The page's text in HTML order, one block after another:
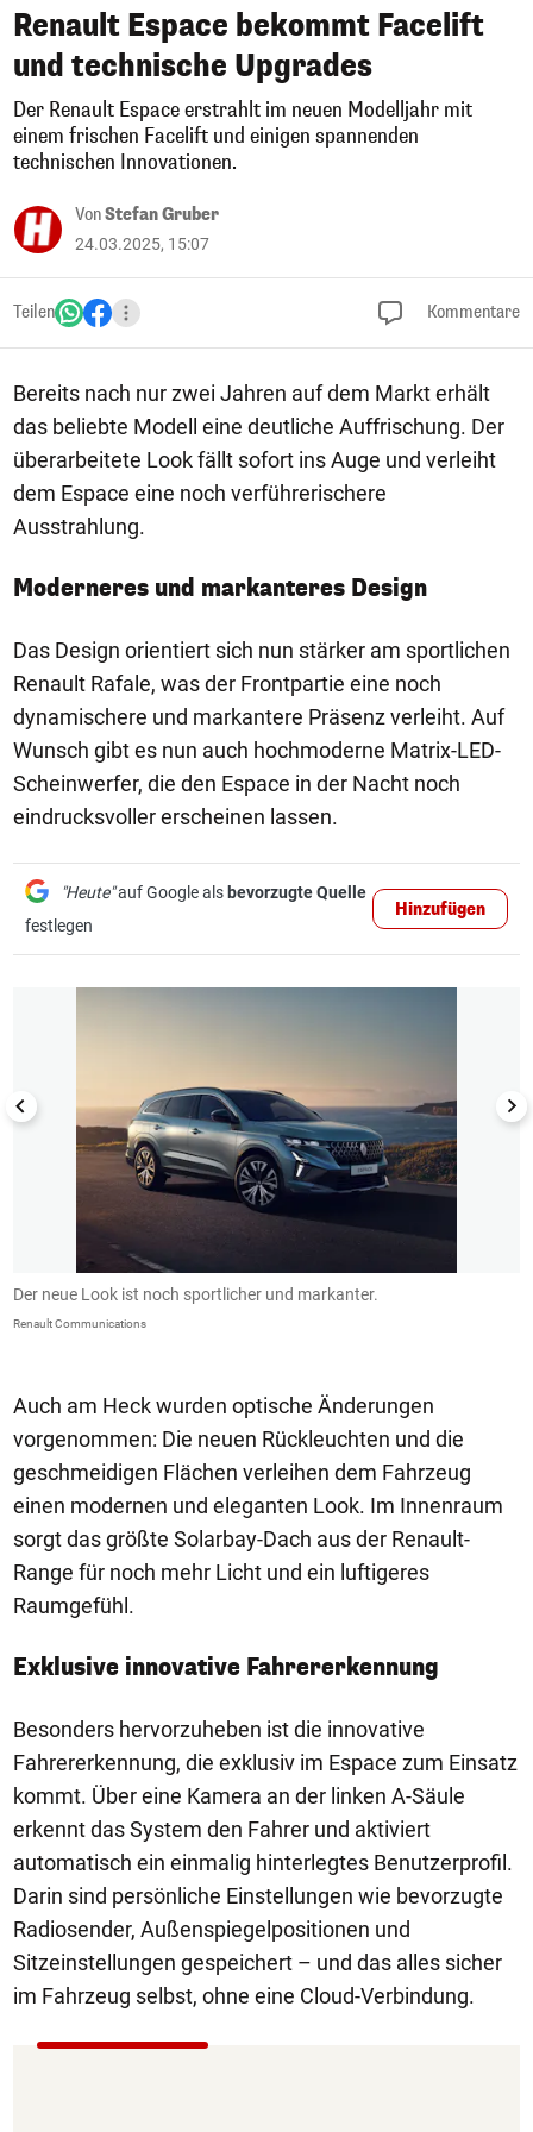
Renault Espace bekommt Facelift
und technische Upgrades
Der Renault Espace erstrahlt im neuen Modelljahr mit
einem frischen Facelift und einigen spannenden
technischen Innovationen.
VonStefan Gruber
24.03.2025, 15:07
Teilen Kommentare
Bereits nach nur zwei Jahren auf dem Markt erhält
das beliebte Modell eine deutliche Auffrischung. Der
überarbeitete Look fällt sofort ins Auge und verleiht
dem Espace eine noch verführerischere
Ausstrahlung.
Moderneres und markanteres Design
Das Design orientiert sich nun stärker am sportlichen
Renault Rafale, was der Frontpartie eine noch
dynamischere und markantere Präsenz verleiht. Auf
Wunsch gibt es nun auch hochmoderne Matrix-LED-
Scheinwerfer, die den Espace in der Nacht noch
eindrucksvoller erscheinen lassen.
"Heute"auf Google als bevorzugte Quelle
festlegen
Hinzufügen
1/5
Der neue Look ist noch sportlicher und markanter.
Renault Communications
Auch am Heck wurden optische Änderungen
vorgenommen: Die neuen Rückleuchten und die
geschmeidigen Flächen verleihen dem Fahrzeug
einen modernen und eleganten Look. Im Innenraum
sorgt das größte Solarbay-Dach aus der Renault-
Range für noch mehr Licht und ein luftigeres
Raumgefühl.
Exklusive innovative Fahrererkennung
Besonders hervorzuheben ist die innovative
Fahrererkennung, die exklusiv im Espace zum Einsatz
kommt. Über eine Kamera an der linken A-Säule
erkennt das System den Fahrer und aktiviert
automatisch ein einmalig hinterlegtes Benutzerprofil.
Darin sind persönliche Einstellungen wie bevorzugte
Radiosender, Außenspiegelpositionen und
Sitzeinstellungen gespeichert – und das alles sicher
im Fahrzeug selbst, ohne eine Cloud-Verbindung.